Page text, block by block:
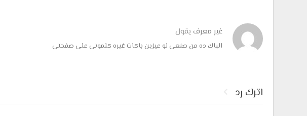
غير معرف يقول
الباك ده من صنعى لو عيزين باكات غيره كلمونى على صفحتى
اترك رد